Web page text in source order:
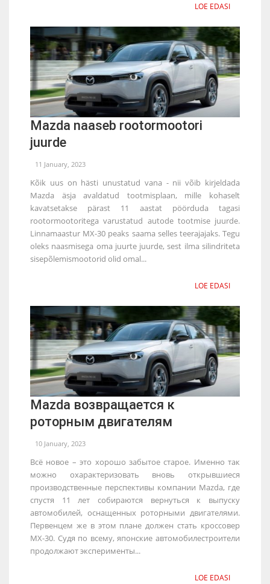
LOE EDASI
Mazda naaseb rootormootori
juurde
11 January, 2023
Kõik uus on hästi unustatud vana - nii võib kirjeldada
Mazda äsja avaldatud tootmisplaan, mille kohaselt
kavatsetakse pärast 11 aastat pöörduda tagasi
rootormootoritega varustatud autode tootmise juurde.
Linnamaastur MX-30 peaks saama selles teerajajaks. Tegu
oleks naasmisega oma juurte juurde, sest ilma silindriteta
sisepõlemismootorid olid omal...
LOE EDASI
Mazda возвращается к
роторным двигателям
10 January, 2023
Всё новое – это хорошо забытое старое. Именно так
можно охарактеризовать вновь открывшиеся
производственные перспективы компании Mazda, где
спустя 11 лет собираются вернуться к выпуску
автомобилей, оснащенных роторными двигателями.
Первенцем же в этом плане должен стать кроссовер
MX-30. Судя по всему, японские автомобилестроители
продолжают эксперименты...
LOE EDASI